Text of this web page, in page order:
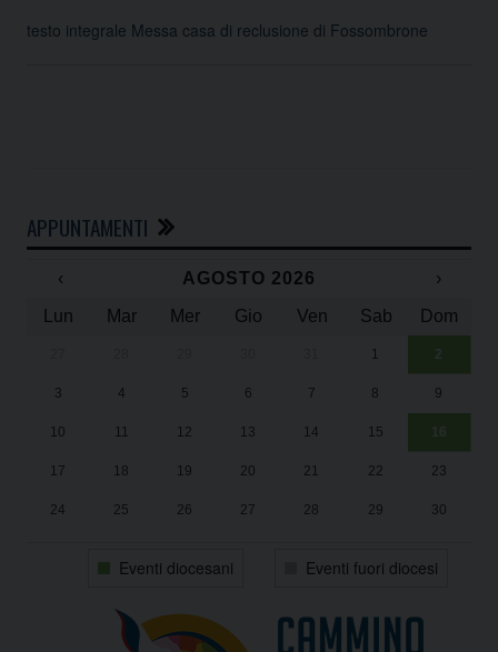
testo integrale Messa casa di reclusione di Fossombrone
APPUNTAMENTI
‹ AGOSTO 2026
›
Lun
Mar Mer Gio Ven Sab Dom
1 2
3 4 5 6 7 8 9
10 11 12 13 14 15 16
17 18 19 20 21 22 23
24 25 26 27 28 29 30
Eventi diocesani Eventi fuori diocesi